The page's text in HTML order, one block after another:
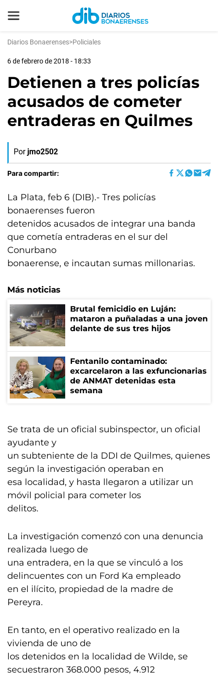
Diarios Bonaerenses>Policiales
6 de febrero de 2018 - 18:33
Detienen a tres policías
acusados de cometer
entraderas en Quilmes
Por jmo2502
Para compartir:
La Plata, feb 6 (DIB).- Tres policías
bonaerenses fueron
detenidos acusados de integrar una banda
que cometía entraderas en el sur del
Conurbano
bonaerense, e incautan sumas millonarias.
Más noticias
Brutal femicidio en Luján:
mataron a puñaladas a una joven
delante de sus tres hijos
Fentanilo contaminado:
excarcelaron a las exfuncionarias
de ANMAT detenidas esta
semana
Se trata de un oficial subinspector, un oficial
ayudante y
un subteniente de la DDI de Quilmes, quienes
según la investigación operaban en
esa localidad, y hasta llegaron a utilizar un
móvil policial para cometer los
delitos.
La investigación comenzó con una denuncia
realizada luego de
una entradera, en la que se vinculó a los
delincuentes con un Ford Ka empleado
en el ilícito, propiedad de la madre de
Pereyra.
En tanto, en el operativo realizado en la
vivienda de uno de
los detenidos en la localidad de Wilde, se
secuestraron 368.000 pesos, 4.912